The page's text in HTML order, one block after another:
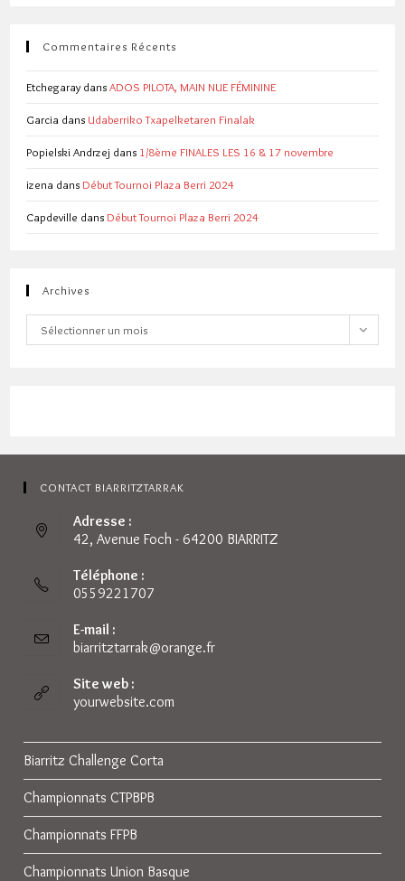
Commentaires Récents
Etchegaray dansADOS PILOTA, MAIN NUE FÉMININE
Garcia dans Udaberriko Txapelketaren Finalak
Popielski Andrzej dans 1/8ème FINALES LES 16 & 17 novembre
izena dans Début Tournoi Plaza Berri 2024
Capdeville dans Début Tournoi Plaza Berri 2024
Archives
Archives
Sélectionner un mois
CONTACT BIARRITZTARRAK
Adresse :
42, Avenue Foch - 64200 BIARRITZ
Téléphone :
0559221707
E-mail :
biarritztarrak@orange.frS’ouvre
Site web :
yourwebsite.com
Biarritz Challenge Corta
Championnats CTPBPB
Championnats FFPB
Championnats Union Basque